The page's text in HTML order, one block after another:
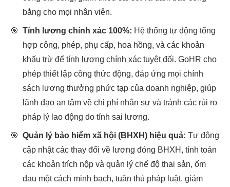
bằng cho mọi nhân viên.
🎯 Tính lương chính xác 100%: Hệ thống tự động tổng
hợp công, phép, phụ cấp, hoa hồng, và các khoản
khấu trừ để tính lương chính xác tuyệt đối. GoHR cho
phép thiết lập công thức động, đáp ứng mọi chính
sách lương thưởng phức tạp của doanh nghiệp, giúp
lãnh đạo an tâm về chi phí nhân sự và tránh các rủi ro
pháp lý lao động do tính sai lương.
🎯 Quản lý bảo hiểm xã hội (BHXH) hiệu quả: Tự động
cập nhật các thay đổi về lương đóng BHXH, tính toán
các khoản trích nộp và quản lý chế độ thai sản, ốm
đau một cách minh bạch, tuân thủ pháp luật, giảm